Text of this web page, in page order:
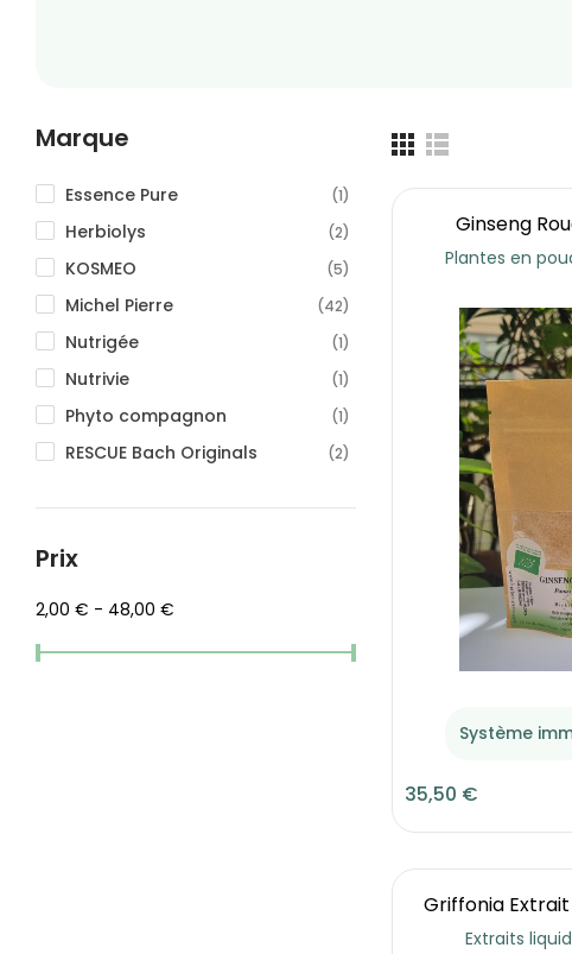
Ginseng
Plantes en
Système
35,50 €
Griffonia
Extraits
Marque
Essence Pure (1)
Herbiolys (2)
KOSMEO (5)
Michel Pierre (42)
Nutrigée (1)
Nutrivie (1)
Phyto compagnon (1)
RESCUE Bach Originals (2)
Solaray
Vitall +
Prix
2,00 € - 48,00 €